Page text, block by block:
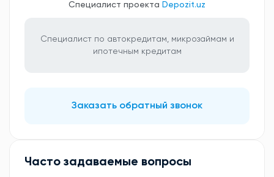
Специалист проекта Depozit.uz
Специалист по автокредитам, микрозаймам и
ипотечным кредитам
Заказать обратный звонок
Часто задаваемые вопросы